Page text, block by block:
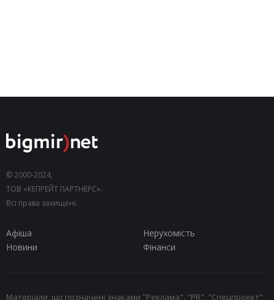
© 2000-2024,
ТОВ «КЕПРЕЙТ ПАРТНЕРС».
Всі права захищені.
Афіша
Нерухомість
Новини
Фінанси
Матеріали, що позначені знаками "Реклама", "PR", "Спецпроект",